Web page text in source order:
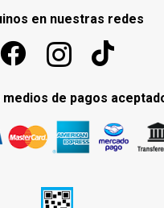
en nuestras redes
de pagos